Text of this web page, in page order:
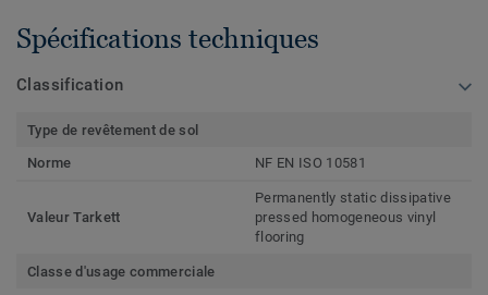
Spécifications techniques
Classification
Type de revêtement de sol
Norme
NF EN ISO 10581
Valeur Tarkett
Permanently static dissipative
pressed homogeneous vinyl
flooring
Classe d'usage commerciale